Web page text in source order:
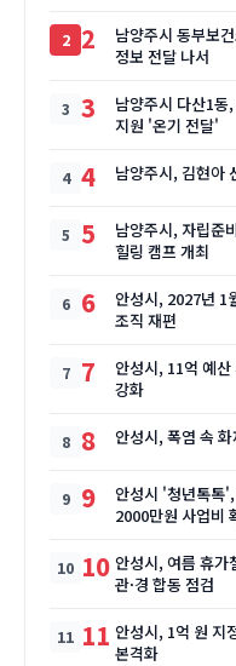
2
남양주시 동부보
정보 전달 나서
3
남양주시 다산1동
지원 '온기 전달'
4 남양주시, 김현아
5
남양주시, 자립준
힐링 캠프 개최
6
안성시, 2027년 1
조직 재편
7
안성시, 11억 예산
강화
8 안성시, 폭염 속
9
안성시 '청년톡톡
2000만원 사업비
10 안성시, 여름 휴
관·경 합동 점검
11 안성시, 1억 원 지
본격화